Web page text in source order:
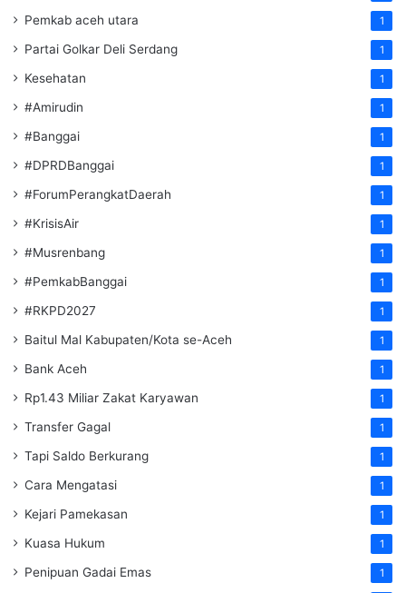
Pemkab aceh utara 1
Partai Golkar Deli Serdang 1
Kesehatan 1
#Amirudin 1
#Banggai 1
#DPRDBanggai 1
#ForumPerangkatDaerah 1
#KrisisAir 1
#Musrenbang 1
#PemkabBanggai 1
#RKPD2027 1
Baitul Mal Kabupaten/Kota se-Aceh 1
Bank Aceh 1
Rp1.43 Miliar Zakat Karyawan 1
Transfer Gagal 1
Tapi Saldo Berkurang 1
Cara Mengatasi 1
Kejari Pamekasan 1
Kuasa Hukum 1
Penipuan Gadai Emas 1